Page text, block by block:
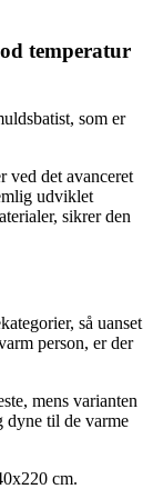
temperatur
som er
det avanceret
udviklet
sikrer den
så uanset
person, er der
mens varianten
dyne til de varme
cm.